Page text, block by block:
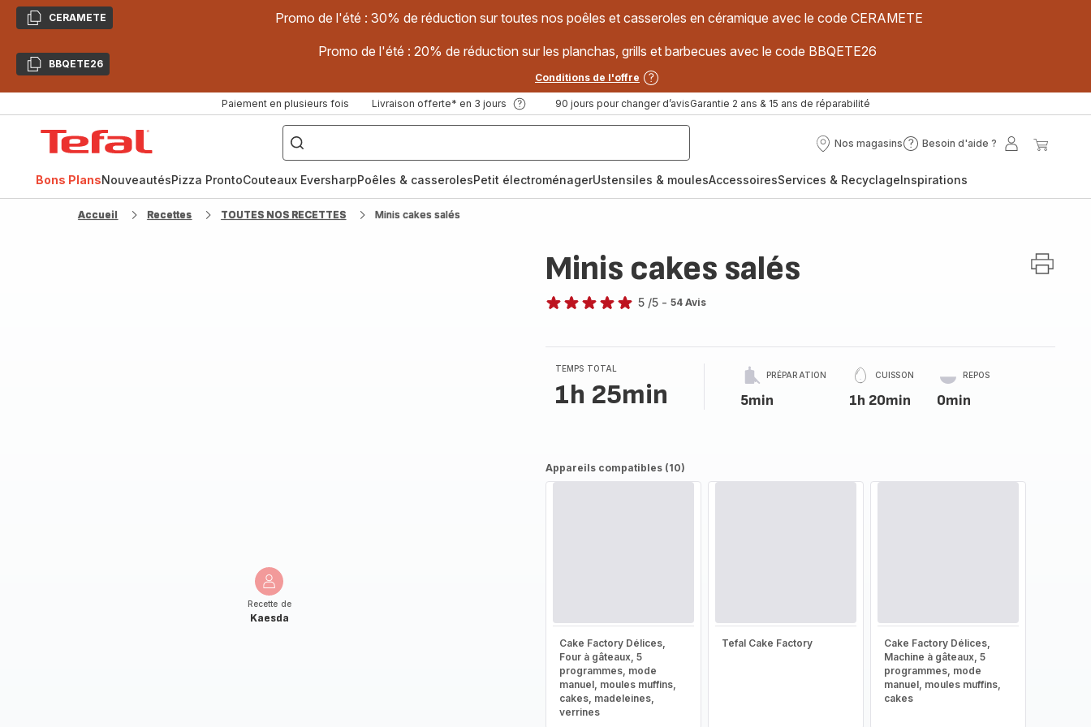
CopierCERAMETE Promo de l'été : 30% de réduction sur toutes nos poêles et casseroles en céramique avec le code CERAMETE
CopierBBQETE26
Promo de l'été : 20% de réduction sur les planchas, grills et barbecues avec le code BBQETE26
Conditions de l'offre
Paiement en plusieurs fois Livraison offerte* en 3 jours 90 jours pour changer d’avisGarantie 2 ans & 15 ans de réparabilité
["Poêles
inox,
Cake
Factory,
Nos magasins
Nos
Besoin d'aide ?
Besoin
?
Mon
Bons PlansNouveautésPizza ProntoCouteaux EversharpPoêles & casserolesPetit électroménagerUstensiles & moulesAccessoiresServices & RecyclageInspirations
Accueil Recettes TOUTES NOS RECETTES Minis cakes salés
Recette de
Kaesda
Minis cakes salés
étoiles
(moyenne)
5 /5 - 54 Avis
TEMPS TOTAL
1h 25min
PRÉPARATION
5min
CUISSON
1h 20min
REPOS
0min
Appareils compatibles (10)
Cake Factory Délices,
Four à gâteaux, 5
programmes, mode
manuel, moules muffins,
cakes, madeleines,
verrines
Tefal Cake Factory
Cake Factory Délices,
Machine à gâteaux, 5
programmes, mode
manuel, moules muffins,
cakes